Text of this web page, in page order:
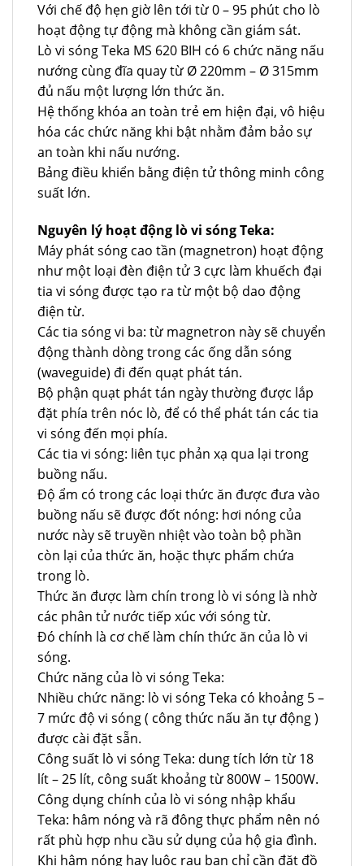
Với chế độ hẹn giờ lên tới từ 0 – 95 phút cho lò
hoạt động tự động mà không cần giám sát.
Lò vi sóng Teka MS 620 BIH có 6 chức năng nấu
nướng cùng đĩa quay từ Ø 220mm – Ø 315mm
đủ nấu một lượng lớn thức ăn.
Hệ thống khóa an toàn trẻ em hiện đại, vô hiệu
hóa các chức năng khi bật nhằm đảm bảo sự
an toàn khi nấu nướng.
Bảng điều khiển bằng điện tử thông minh công
suất lớn.
Nguyên lý hoạt động lò vi sóng Teka:
Máy phát sóng cao tần (magnetron) hoạt động
như một loại đèn điện tử 3 cực làm khuếch đại
tia vi sóng được tạo ra từ một bộ dao động
điện từ.
Các tia sóng vi ba: từ magnetron này sẽ chuyển
động thành dòng trong các ống dẫn sóng
(waveguide) đi đến quạt phát tán.
Bộ phận quạt phát tán ngày thường được lắp
đặt phía trên nóc lò, để có thể phát tán các tia
vi sóng đến mọi phía.
Các tia vi sóng: liên tục phản xạ qua lại trong
buồng nấu.
Độ ẩm có trong các loại thức ăn được đưa vào
buồng nấu sẽ được đốt nóng: hơi nóng của
nước này sẽ truyền nhiệt vào toàn bộ phần
còn lại của thức ăn, hoặc thực phẩm chứa
trong lò.
Thức ăn được làm chín trong lò vi sóng là nhờ
các phân tử nước tiếp xúc với sóng từ.
Đó chính là cơ chế làm chín thức ăn của lò vi
sóng.
Chức năng của lò vi sóng Teka:
Nhiều chức năng: lò vi sóng Teka có khoảng 5 –
7 mức độ vi sóng ( công thức nấu ăn tự động )
được cài đặt sẵn.
Công suất lò vi sóng Teka: dung tích lớn từ 18
lít – 25 lít, công suất khoảng từ 800W – 1500W.
Công dụng chính của lò vi sóng nhập khẩu
Teka: hâm nóng và rã đông thực phẩm nên nó
rất phù hợp nhu cầu sử dụng của hộ gia đình.
Khi hâm nóng hay luộc rau bạn chỉ cần đặt đồ